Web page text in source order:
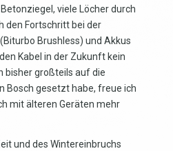
viele Löcher durch
den Fortschritt bei der
Brushless) und Akkus
Kabel in der Zukunft kein
bisher großteils auf die
Bosch gesetzt habe, freue ich
mit älteren Geräten mehr
und des Wintereinbruchs